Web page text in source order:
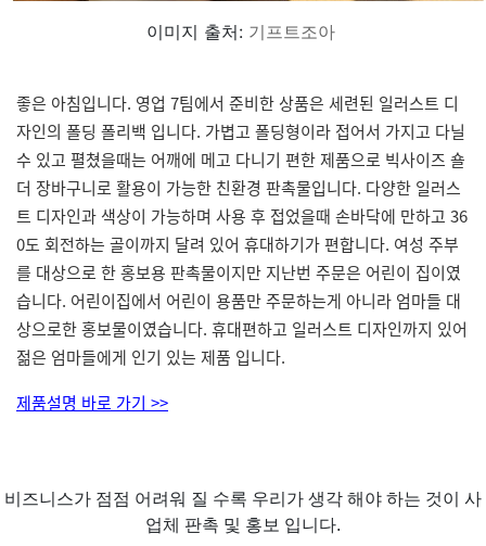
이미지 출처: 기프트조아
좋은 아침입니다. 영업 7팀에서 준비한 상품은 세련된 일러스트 디
자인의 폴딩 폴리백 입니다. 가볍고 폴딩형이라 접어서 가지고 다닐
수 있고 펼쳤을때는 어깨에 메고 다니기 편한 제품으로 빅사이즈 숄
더 장바구니로 활용이 가능한 친환경 판촉물입니다. 다양한 일러스
트 디자인과 색상이 가능하며 사용 후 접었을때 손바닥에 만하고 36
0도 회전하는 골이까지 달려 있어 휴대하기가 편합니다. 여성 주부
를 대상으로 한 홍보용 판촉물이지만 지난번 주문은 어린이 집이였
습니다. 어린이집에서 어린이 용품만 주문하는게 아니라 엄마들 대
상으로한 홍보물이였습니다. 휴대편하고 일러스트 디자인까지 있어
젊은 엄마들에게 인기 있는 제품 입니다.
제품설명 바로 가기 >>
비즈니스가 점점 어려워 질 수록 우리가 생각 해야 하는 것이 사
업체 판촉 및 홍보 입니다.